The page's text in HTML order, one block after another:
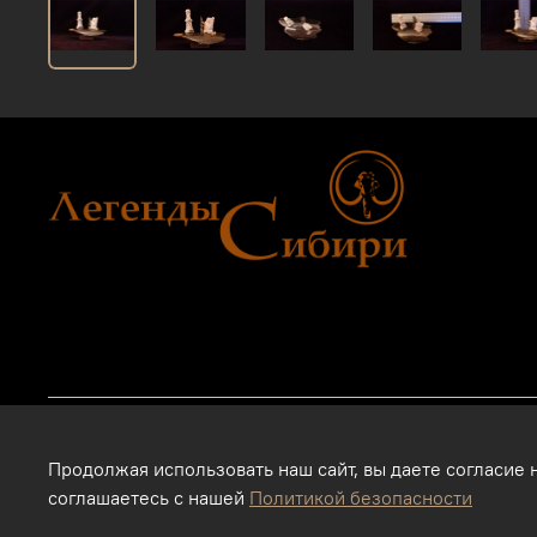
Магазин подарков и сувениров в Тюмени. Тюменские
Интернет-магазин. Использование фотографий,
Продолжая использовать наш сайт, вы даете
соглашаетесь с нашей Политикой безопасности